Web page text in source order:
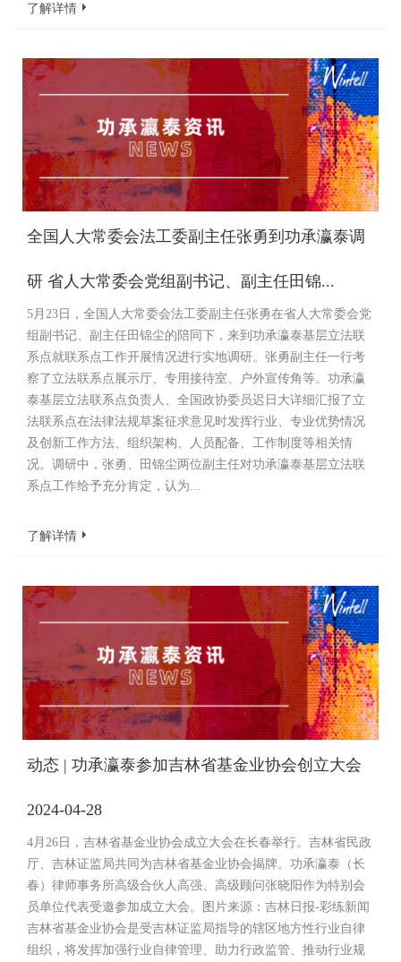
了解详情
全国人大常委会法工委副主任张勇到功承瀛泰调
研 省人大常委会党组副书记、副主任田锦...
5月23日，全国人大常委会法工委副主任张勇在省人大常委会党
组副书记、副主任田锦尘的陪同下，来到功承瀛泰基层立法联
系点就联系点工作开展情况进行实地调研。张勇副主任一行考
察了立法联系点展示厅、专用接待室、户外宣传角等。功承瀛
泰基层立法联系点负责人、全国政协委员迟日大详细汇报了立
法联系点在法律法规草案征求意见时发挥行业、专业优势情况
及创新工作方法、组织架构、人员配备、工作制度等相关情
况。调研中，张勇、田锦尘两位副主任对功承瀛泰基层立法联
系点工作给予充分肯定，认为...
了解详情
动态 | 功承瀛泰参加吉林省基金业协会创立大会
2024-04-28
4月26日，吉林省基金业协会成立大会在长春举行。吉林省民政
厅、吉林证监局共同为吉林省基金业协会揭牌。功承瀛泰（长
春）律师事务所高级合伙人高强、高级顾问张晓阳作为特别会
员单位代表受邀参加成立大会。图片来源：吉林日报-彩练新闻
吉林省基金业协会是受吉林证监局指导的辖区地方性行业自律
组织，将发挥加强行业自律管理、助力行政监管、推动行业规